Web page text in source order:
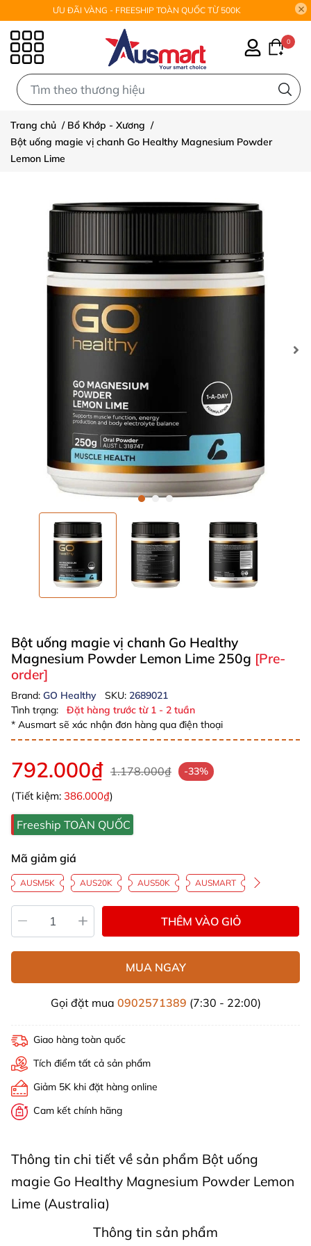
ƯU ĐÃI VÀNG - FREESHIP TOÀN QUỐC TỪ 500K
0
Trang chủ / Bổ Khớp - Xương /
Bột uống magie vị chanh Go Healthy Magnesium Powder
Lemon Lime
Bột uống magie vị chanh Go Healthy
Magnesium Powder Lemon Lime 250g [Pre-
order]
Brand: GO Healthy SKU: 2689021
Tình trạng:
Đặt hàng trước từ 1 - 2 tuần
* Ausmart sẽ xác nhận đơn hàng qua điện thoại
792.000₫ 1.178.000₫ -33%
(Tiết kiệm: 386.000₫)
Freeship TOÀN QUỐC
Mã giảm giá
AUSM5K AUS20K AUS50K AUSMART
THÊM VÀO GIỎ
MUA NGAY
Gọi đặt mua 0902571389 (7:30 - 22:00)
Giao hàng toàn quốc
Tích điểm tất cả sản phẩm
Giảm 5K khi đặt hàng online
Cam kết chính hãng
Thông tin chi tiết về sản phẩm Bột uống
magie Go Healthy Magnesium Powder Lemon
Lime (Australia)
Thông tin sản phẩm